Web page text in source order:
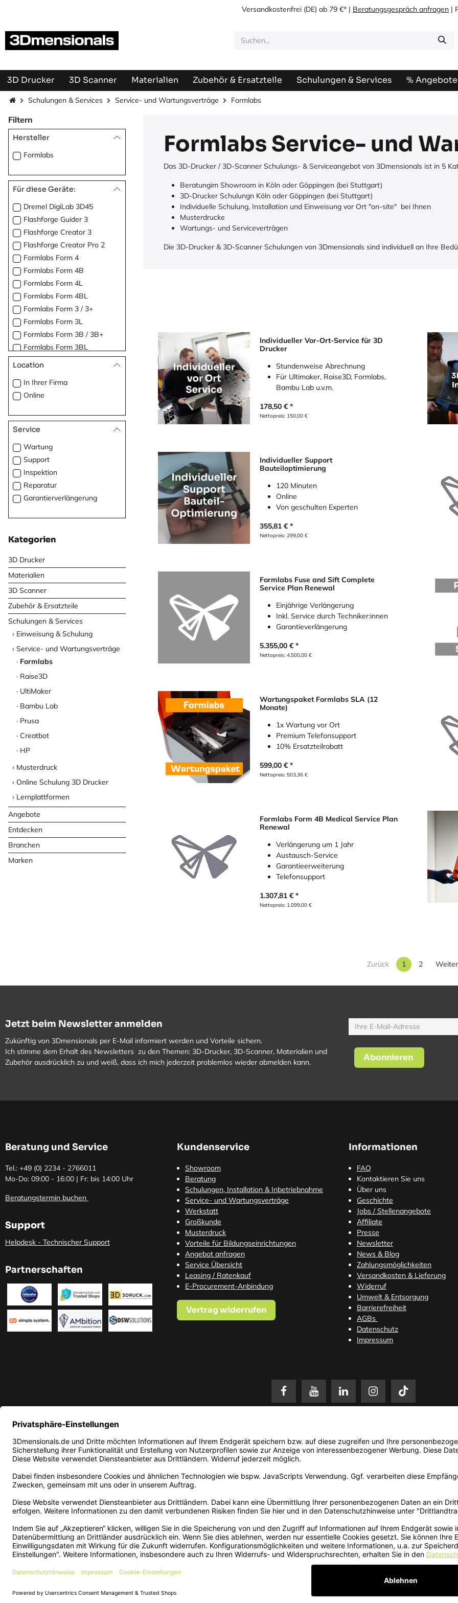
Versandkostenfrei (DE) ab 79 €* | Beratungsgespräch anfragen |
3D Drucker 3D Scanner Materialien Zubehör & Ersatzteile Schulungen & Services % Angebote
Schulungen & Services Service- und Wartungsverträge Formlabs
Filtern
Hersteller
Formlabs
Für diese Geräte:
Dremel DigiLab 3D45
Flashforge Guider 3
Flashforge Creator 3
Flashforge Creator Pro 2
Formlabs Form 4
Formlabs Form 4B
Formlabs Form 4L
Formlabs Form 4BL
Formlabs Form 3 / 3+
Formlabs Form 3L
Formlabs Form 3B / 3B+
Formlabs Form 3BL
Formlabs Form 2
Formlabs Fuse 1
Formlabs Fuse
Formlabs Fuse Sift
Enhanced
Intamsys Funmat PRO 410
Intamsys
Modix
Raise3D
Ultimaker S5
Ultimaker Material Station
Ultimaker S3
Ultimaker 2+ Connect
Ultimaker 3
Ultimaker 3E
Ultimaker 2+
Ultimaker 2+E
Ultimaker
Location
In Ihrer Firma
Online
Service
Wartung
Support
Inspektion
Reparatur
Garantierverlängerung
Kategorien
3D Drucker
Materialien
3D Scanner
Zubehör & Ersatzteile
Schulungen & Services
Einweisung & Schulung
Service- und Wartungsverträge
Formlabs
Raise3D
UltiMaker
Bambu Lab
Prusa
Creatbot
HP
Musterdruck
Online Schulung 3D Drucker
Lernplattformen
Angebote
Entdecken
Branchen
Marken
Formlabs Service- und
Das 3D-Drucker / 3D-Scanner Schulungs- & Serviceangebot von 3Dmensionals ist in 5
Beratungim Showroom in Köln oder Göppingen (bei Stuttgart)
3D-Drucker Schulungn Köln oder Göppingen (bei Stuttgart)
Individuelle Schulung, Installation und Einweisung vor Ort "on-site" bei Ihnen
Musterdrucke
Wartungs- und Serviceverträgen
Die 3D-Drucker & 3D-Scanner Schulungen von 3Dmensionals sind individuell an Ihre
Individueller Vor-Ort-Service für 3D
Drucker
Stundenweise Abrechnung
Für Ultimaker, Raise3D, Formlabs,
Bambu Lab u.v.m.
178,50 €
Nettopreis: 150,00 €
Individueller Support
Bauteiloptimierung
120 Minuten
Online
Von geschulten Experten
355,81 €
Nettopreis:299,00 €
Formlabs Fuse and Sift Complete
Service Plan Renewal
Einjährige Verlängerung
Inkl. Service durch Techniker:innen
Garantieverlängerung
5.355,00 €
Nettopreis:4.500,00 €
Wartungspaket Formlabs SLA (12
Monate)
1x Wartung vor Ort
Premium Telefonsupport
10% Ersatzteilrabatt
599,00 €
Nettopreis: 503,36 €
Formlabs Form 4B Medical Service Plan
Renewal
Verlängerung um 1 Jahr
Austausch-Service
Garantieerweiterung
Telefonsupport
1.307,81 €
Nettopreis: 1.099,00 €
Zurück 1 2 Weiter
Jetzt beim Newsletter anmelden
Zukünftig von 3Dmensionals per E-Mail informiert werden und Vorteile sichern.
Ich stimme dem Erhalt des Newsletters zu den Themen: 3D-Drucker, 3D-Scanner, Materialien und
Zubehör ausdrücklich zu und weiß, dass ich mich jederzeit problemlos wieder abmelden kann.
Abonnieren
Beratung und Service
Tel.: +49 (0) 2234 - 2766011
Mo-Do: 09:00 - 16:00 | Fr: bis 14:00 Uhr
Beratungstermin buchen
Support
Helpdesk - Technischer Support
Partnerschaften
Kundenservice
Showroom
Beratung
Schulungen, Installation & Inbetriebnahme
Service- und Wartungsverträge
Werkstatt
Großkunde
Musterdruck
Vorteile für Bildungseinrichtungen
Angebot anfragen
Service Übersicht
Leasing / Ratenkauf
E-Procurement-Anbindung
Vertrag widerrufen
Informationen
FAQ
Kontaktieren Sie uns
Über uns
Geschichte
Jobs / Stellenangebote
Affiliate
Presse
Newsletter
News & Blog
Zahlungsmöglichkeiten
Versandkosten & Lieferung
Widerruf
Umwelt & Entsorgung
Barrierefreiheit
AGBs
Datenschutz
Impressum
Kundenbewertung